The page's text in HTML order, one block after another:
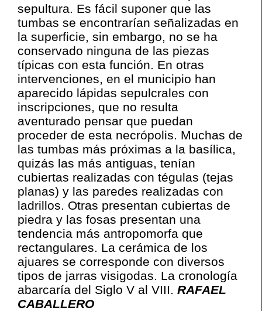
sepultura. Es fácil suponer que las
tumbas se encontrarían señalizadas en
la superficie, sin embargo, no se ha
conservado ninguna de las piezas
típicas con esta función. En otras
intervenciones, en el municipio han
aparecido lápidas sepulcrales con
inscripciones, que no resulta
aventurado pensar que puedan
proceder de esta necrópolis. Muchas de
las tumbas más próximas a la basílica,
quizás las más antiguas, tenían
cubiertas realizadas con tégulas (tejas
planas) y las paredes realizadas con
ladrillos. Otras presentan cubiertas de
piedra y las fosas presentan una
tendencia más antropomorfa que
rectangulares. La cerámica de los
ajuares se corresponde con diversos
tipos de jarras visigodas. La cronología
abarcaría del Siglo V al VIII. RAFAEL
CABALLERO